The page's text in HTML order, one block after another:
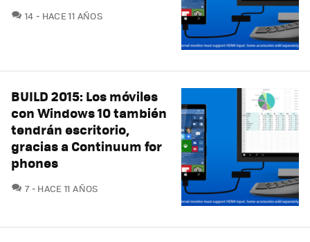
14 COMENTARIOS
HACE 11 AÑOS
BUILD 2015: Los móviles
con Windows 10 también
tendrán escritorio,
gracias a Continuum for
phones
7COMENTARIOS
HACE 11 AÑOS